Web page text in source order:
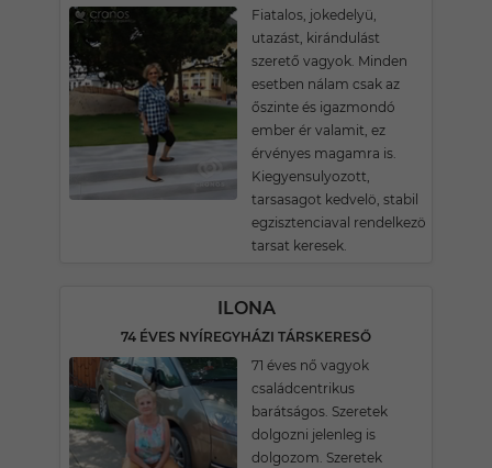
Fiatalos, jokedelyü,
utazást, kirándulást
szerető vagyok. Minden
esetben nálam csak az
őszinte és igazmondó
ember ér valamit, ez
érvényes magamra is.
Kiegyensulyozott,
tarsasagot kedvelö, stabil
egzisztenciaval rendelkezö
tarsat keresek.
ILONA
74 ÉVES NYÍREGYHÁZI TÁRSKERESŐ
71 éves nő vagyok
családcentrikus
barátságos. Szeretek
dolgozni jelenleg is
dolgozom. Szeretek